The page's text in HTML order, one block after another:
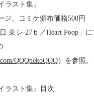
ラスト集』
ジ、コミケ頒布価格500円
東シ-27ｂ／Heart Poop」
QQQnekoQQQ）を参照。
ラスト集』目次